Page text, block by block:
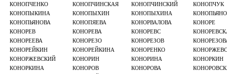
КОНОПЧЕНКО
КОНОПЧИНСКАЯ КОНОПЧИНСКИЙ
КОНОПЧУК
КОНОПЫКИНА
КОНОПЫХИН КОНОПЫХИНА
КОНОПЬЯНОВА
КОНОПЯЕВА КОНОРВАЛОВА
КОНОРЕ
КОНОРЕВ
КОНОРЕВА КОНОРЕВС
КОНОРЕЕВА
КОНОРЕЗО КОНОРЕЗОВ
КОНОРЕЙКИН
КОНОРЕЙКИНА КОНОРЕНКО
КОНОРЖЕВСКИЙ
КОНОРИН КОНОРИНА
КОНОРКИН
КОНОРКИНА
КОНОРОВ КОНОРОВА